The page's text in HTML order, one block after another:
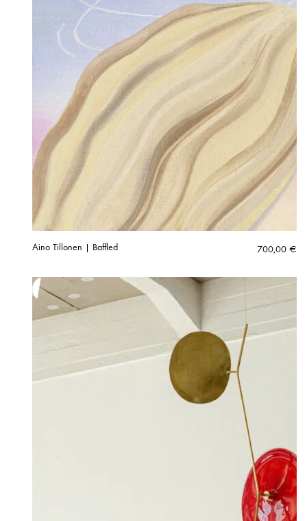
Aino Tillonen | Baffled 700,00 €